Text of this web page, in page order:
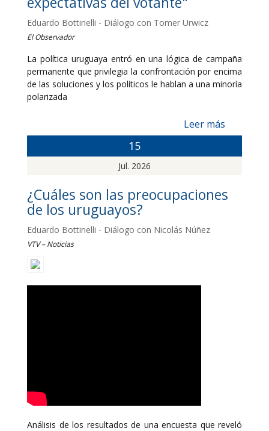
Eduardo Bottinelli - Diálogo con Tomer Urwicz
El Observador
La política uruguaya entró en una lógica de campaña
permanente que privilegia la confrontación por encima
de las soluciones y los políticos le hablan a una minoría
polarizada
Leer más
15
Jul. 2026
¿Cuáles son las preocupaciones
de los uruguayos?
Eduardo Bottinelli - Diálogo con Nicolás Núñez
VTV – Noticias
Análisis de los resultados de una encuesta que reveló